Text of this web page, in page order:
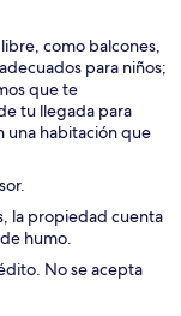
como balcones,
para niños;
que te
tu llegada para
una habitación que
la propiedad cuenta
humo.
No se acepta